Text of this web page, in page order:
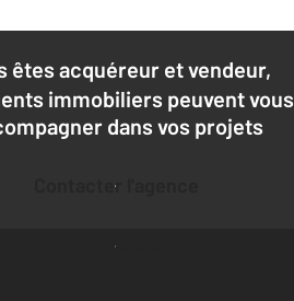
êtes acquéreur et vendeur,
immobiliers peuvent vous
dans vos projets
Contacter l'agence
Demander une estimation